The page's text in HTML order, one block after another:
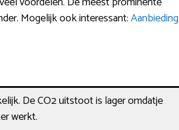
Mogelijk ook interessant:Aanbieding
De CO2 uitstoot is lager omdatje
werkt.